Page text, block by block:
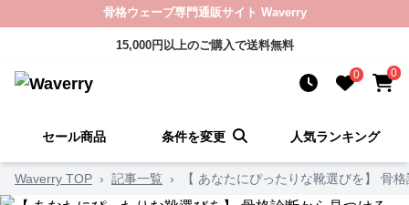
骨格ウェーブ専門通販サイト Waverry
15,000円以上のご購入で送料無料
0 0
セール商品 条件を変更 人気ランキング
Waverry TOP › 記事一覧 › 【 あなたにぴったりな靴選びを】 骨